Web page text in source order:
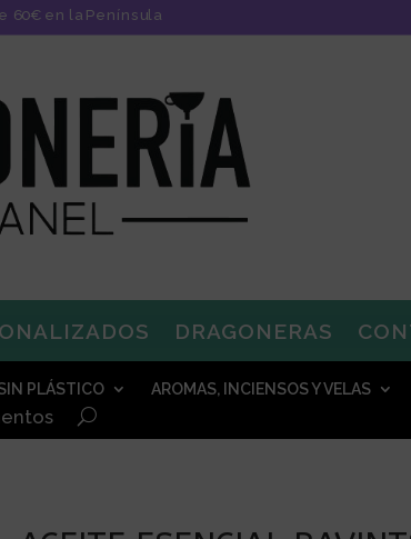
60€ en la Península
DRAGONERAS
PLÁSTICO AROMAS, INCIENSOS Y VELAS